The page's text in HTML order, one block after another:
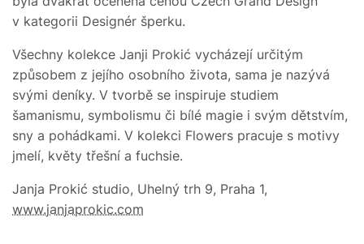
v kategorii Designér šperku.
Všechny kolekce Janji Prokić vycházejí určitým
způsobem z jejího osobního života, sama je nazývá
svými deníky. V tvorbě se inspiruje studiem
šamanismu, symbolismu či bílé magie i svým dětstvím,
sny a pohádkami. V kolekci Flowers pracuje s motivy
jmelí, květy třešní a fuchsie.
Janja Prokić studio, Uhelný trh 9, Praha 1,
www.janjaprokic.com